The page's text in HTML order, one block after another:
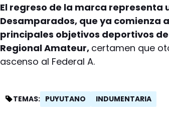
El regreso de la marca
Desamparados, que ya comienza
principales objetivos deportivos
Regional Amateur, certamen que
ascenso al Federal A.
TEMAS: PUYUTANO INDUMENTARIA